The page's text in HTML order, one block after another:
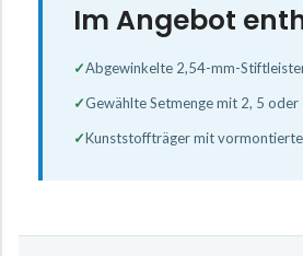
Im Angebot
✓Abgewinkelte 2,54-mm-
✓Gewählte Setmenge mit 2, 5 oder
✓Kunststoffträger mit